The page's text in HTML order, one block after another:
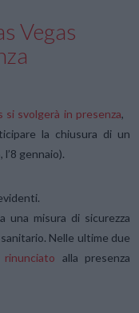
Vegas
si svolgerà in presenza,
la chiusura di un
gennaio).
una misura di sicurezza
Nelle ultime due
rinunciato alla presenza